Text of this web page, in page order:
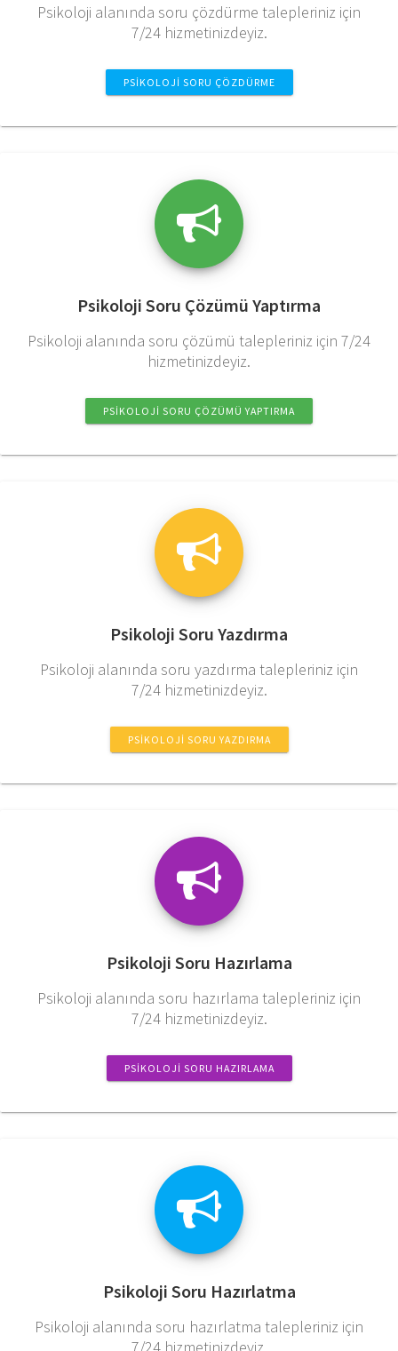
Psikoloji alanında soru çözdürme talepleriniz için
7/24 hizmetinizdeyiz.
PSIKOLOJI SORU ÇÖZDÜRME
Psikoloji Soru Çözümü Yaptırma
Psikoloji alanında soru çözümü talepleriniz için 7/24
hizmetinizdeyiz.
PSIKOLOJI SORU ÇÖZÜMÜ YAPTIRMA
Psikoloji Soru Yazdırma
Psikoloji alanında soru yazdırma talepleriniz için
7/24 hizmetinizdeyiz.
PSIKOLOJI SORU YAZDIRMA
Psikoloji Soru Hazırlama
Psikoloji alanında soru hazırlama talepleriniz için
7/24 hizmetinizdeyiz.
PSIKOLOJI SORU HAZIRLAMA
Psikoloji Soru Hazırlatma
Psikoloji alanında soru hazırlatma talepleriniz için
7/24 hizmetinizdeyiz.